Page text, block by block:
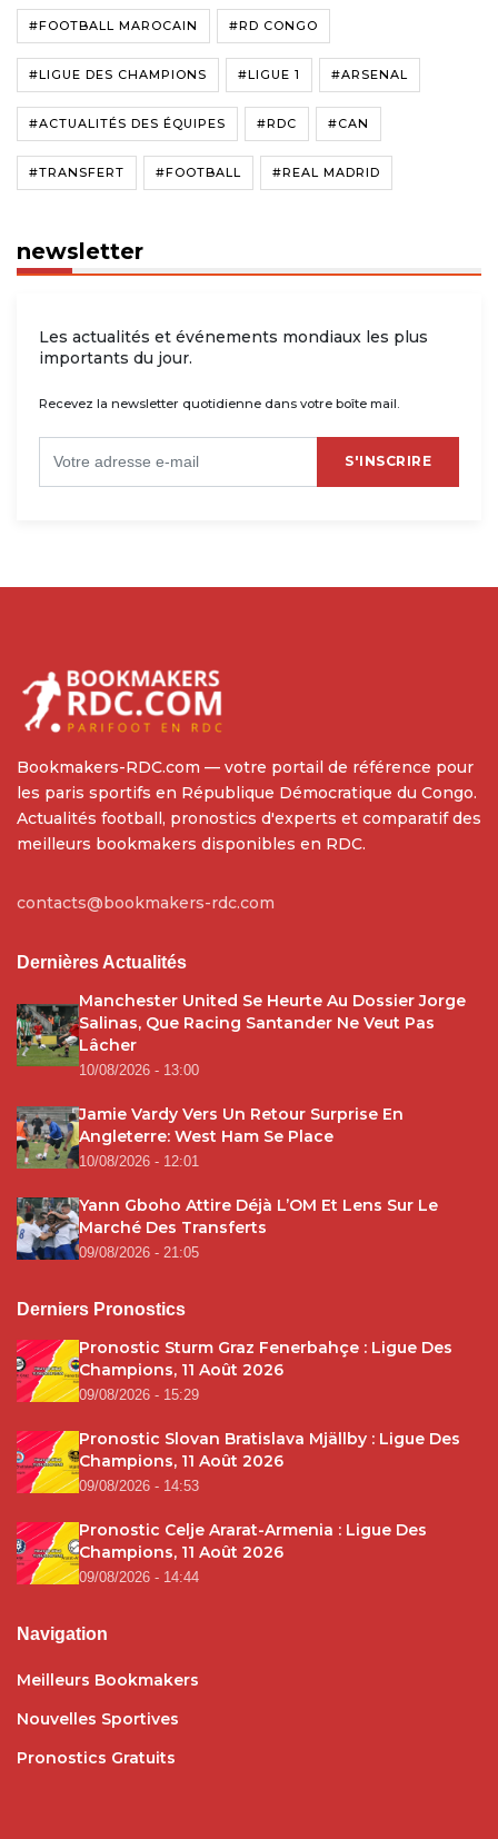
#FOOTBALL MAROCAIN #RD CONGO
#LIGUE DES CHAMPIONS #LIGUE 1 #ARSENAL
#ACTUALITÉS DES ÉQUIPES #RDC #CAN
#TRANSFERT #FOOTBALL #REAL MADRID
newsletter
Les actualités et événements mondiaux les plus
importants du jour.
Recevez la newsletter quotidienne dans votre boîte mail.
S'INSCRIRE
Bookmakers-RDC.com — votre portail de référence pour
les paris sportifs en République Démocratique du Congo.
Actualités football, pronostics d'experts et comparatif des
meilleurs bookmakers disponibles en RDC.
contacts@bookmakers-rdc.com
Dernières Actualités
Manchester United Se Heurte Au Dossier Jorge
Salinas, Que Racing Santander Ne Veut Pas
Lâcher
10/08/2026 - 13:00
Jamie Vardy Vers Un Retour Surprise En
Angleterre: West Ham Se Place
10/08/2026 - 12:01
Yann Gboho Attire Déjà L’OM Et Lens Sur Le
Marché Des Transferts
09/08/2026 - 21:05
Derniers Pronostics
Pronostic Sturm Graz Fenerbahçe : Ligue Des
Champions, 11 Août 2026
09/08/2026 - 15:29
Pronostic Slovan Bratislava Mjällby : Ligue Des
Champions, 11 Août 2026
09/08/2026 - 14:53
Pronostic Celje Ararat-Armenia : Ligue Des
Champions, 11 Août 2026
09/08/2026 - 14:44
Navigation
Meilleurs Bookmakers
Nouvelles Sportives
Pronostics Gratuits